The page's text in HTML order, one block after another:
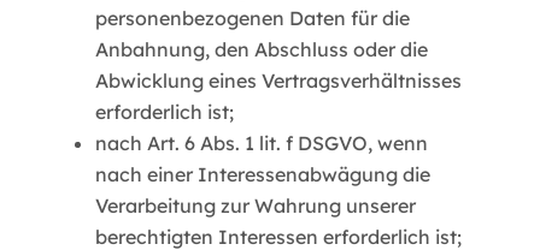
personenbezogenen Daten für die
Anbahnung, den Abschluss oder die
Abwicklung eines Vertragsverhältnisses
erforderlich ist;
nach Art. 6 Abs. 1 lit. f DSGVO, wenn
nach einer Interessenabwägung die
Verarbeitung zur Wahrung unserer
berechtigten Interessen erforderlich ist;